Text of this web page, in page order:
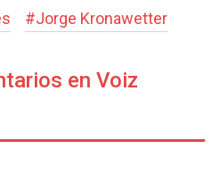
#Jorge Kronawetter
en Voiz